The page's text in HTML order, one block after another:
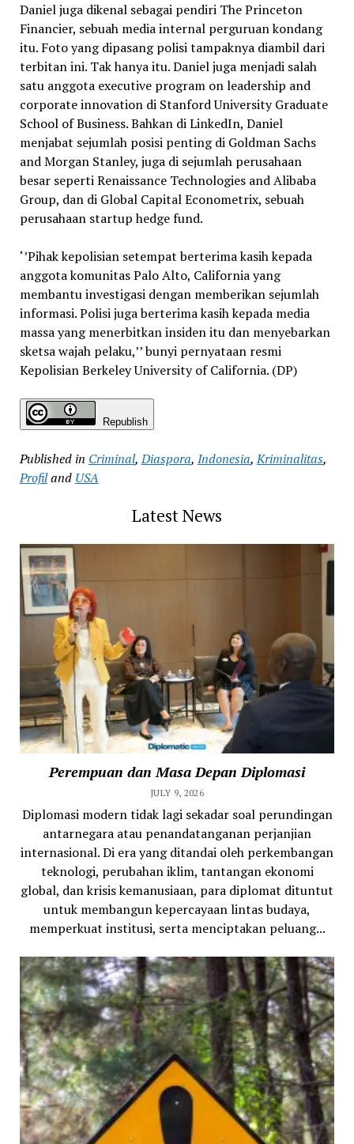
Daniel juga dikenal sebagai pendiri The Princeton
Financier, sebuah media internal perguruan kondang
itu. Foto yang dipasang polisi tampaknya diambil dari
terbitan ini. Tak hanya itu. Daniel juga menjadi salah
satu anggota executive program on leadership and
corporate innovation di Stanford University Graduate
School of Business. Bahkan di LinkedIn, Daniel
menjabat sejumlah posisi penting di Goldman Sachs
and Morgan Stanley, juga di sejumlah perusahaan
besar seperti Renaissance Technologies and Alibaba
Group, dan di Global Capital Econometrix, sebuah
perusahaan startup hedge fund.
‘’Pihak kepolisian setempat berterima kasih kepada
anggota komunitas Palo Alto, California yang
membantu investigasi dengan memberikan sejumlah
informasi. Polisi juga berterima kasih kepada media
massa yang menerbitkan insiden itu dan menyebarkan
sketsa wajah pelaku,’’ bunyi pernyataan resmi
Kepolisian Berkeley University of California. (DP)
Republish
Published in Criminal,Diaspora, Indonesia,Kriminalitas,
Profiland USA
Latest News
Perempuan dan Masa Depan Diplomasi
JULY 9, 2026
Diplomasi modern tidak lagi sekadar soal perundingan
antarnegara atau penandatanganan perjanjian
internasional. Di era yang ditandai oleh perkembangan
teknologi, perubahan iklim, tantangan ekonomi
global, dan krisis kemanusiaan, para diplomat dituntut
untuk membangun kepercayaan lintas budaya,
memperkuat institusi, serta menciptakan peluang...